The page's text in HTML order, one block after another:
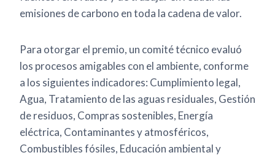
emisiones de carbono en toda la cadena de valor.
Para otorgar el premio, un comité técnico evaluó
los procesos amigables con el ambiente, conforme
a los siguientes indicadores: Cumplimiento legal,
Agua, Tratamiento de las aguas residuales, Gestión
de residuos, Compras sostenibles, Energía
eléctrica, Contaminantes y atmosféricos,
Combustibles fósiles, Educación ambiental y